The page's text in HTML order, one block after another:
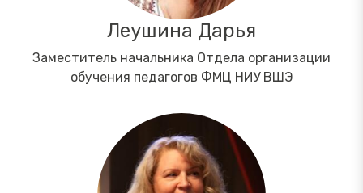
Леушина Дарья
Заместитель начальника Отдела организации
обучения педагогов ФМЦ НИУ ВШЭ